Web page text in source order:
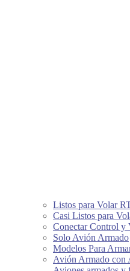
Listos para Volar
Casi Listos para
Conectar Control y
Solo Avión Armado
Modelos Para
Avión Armado con